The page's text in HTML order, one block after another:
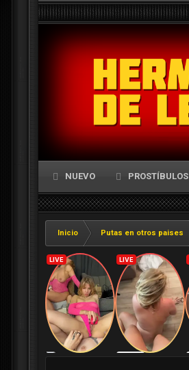
NUEVO
Inicio Putas en otros paises